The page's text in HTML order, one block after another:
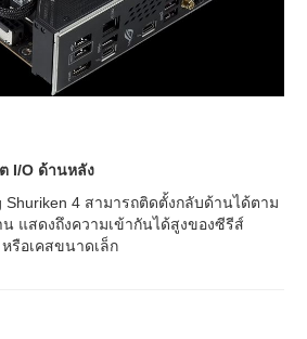
I/O ด้านหลัง
4 สามารถติดตั้งกลับด้านได้ตาม
แสดงถึงความเข้ากันได้สูงของซีรีส์
รือเคสขนาดเล็ก